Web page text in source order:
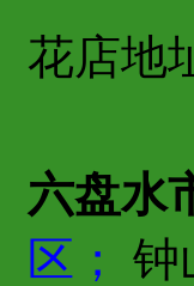
花店地
六盘水
区；
钟